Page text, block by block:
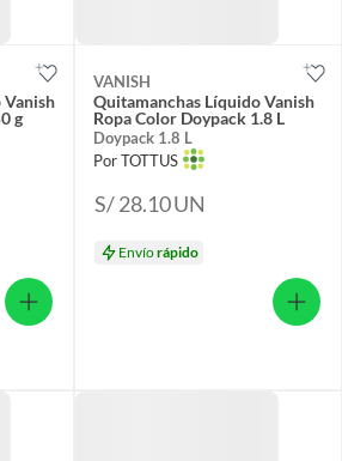
Vanish
g
VANISH
Quitamanchas Líquido Vanish
Ropa Color Doypack 1.8 L
Doypack 1.8 L
Por TOTTUS
S/ 28.10UN
Envíorápido